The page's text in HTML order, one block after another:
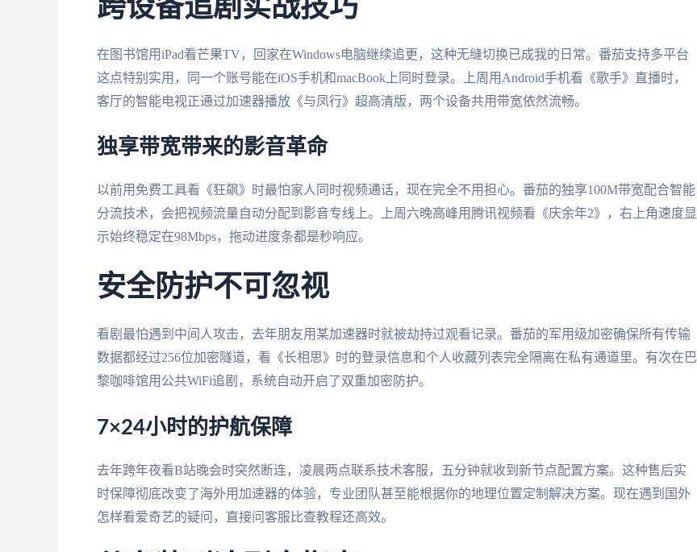
跨设备追剧实战技巧
在图书馆用iPad看芒果TV，回家在Windows电脑继续追更，这种无缝切换已成我的日常。番茄支持多平台
这点特别实用，同一个账号能在iOS手机和macBook上同时登录。上周用Android手机看《歌手》直播时，
客厅的智能电视正通过加速器播放《与凤行》超高清版，两个设备共用带宽依然流畅。
独享带宽带来的影音革命
以前用免费工具看《狂飙》时最怕家人同时视频通话，现在完全不用担心。番茄的独享100M带宽配合智能
分流技术，会把视频流量自动分配到影音专线上。上周六晚高峰用腾讯视频看《庆余年2》，右上角速度显
示始终稳定在98Mbps，拖动进度条都是秒响应。
安全防护不可忽视
看剧最怕遇到中间人攻击，去年朋友用某加速器时就被劫持过观看记录。番茄的军用级加密确保所有传输
数据都经过256位加密隧道，看《长相思》时的登录信息和个人收藏列表完全隔离在私有通道里。有次在巴
黎咖啡馆用公共WiFi追剧，系统自动开启了双重加密防护。
7×24小时的护航保障
去年跨年夜看B站晚会时突然断连，凌晨两点联系技术客服，五分钟就收到新节点配置方案。这种售后实
时保障彻底改变了海外用加速器的体验，专业团队甚至能根据你的地理位置定制解决方案。现在遇到国外
怎样看爱奇艺的疑问，直接问客服比查教程还高效。